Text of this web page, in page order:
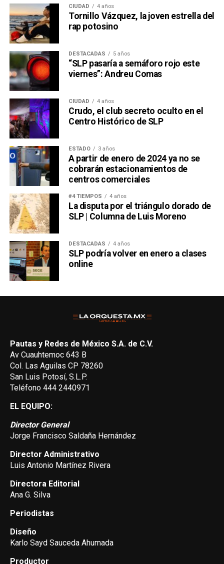
CIUDAD 4 años
Tornillo Vázquez, la joven estrella del
rap potosino
DESTACADAS 5 años
“SLP pasaría a semáforo rojo este
viernes”: Andreu Comas
CIUDAD 4 años
Crudo, el club secreto oculto en el
Centro Histórico de SLP
ESTADO 3 años
A partir de enero de 2024 ya no se
cobrarán estacionamientos de
centros comerciales
#4 TIEMPOS 4 años
La disputa por el triángulo dorado de
SLP | Columna de Luis Moreno
DESTACADAS 4 años
SLP podría volver en enero a clases
online
Pautas y Redes de México S.A. de C.V.
Av Cuauhtemoc 643 B
Col. Las Aguilas CP 78260
San Luis Potosí, S.L.P.
Teléfono 444 2440971
EL EQUIPO:
Director General
Jorge Francisco Saldaña Hernández
Director Administrativo
Luis Antonio Martínez Rivera
Directora Editorial
Ana G. Silva
Periodistas
Diseño
Karlo Sayd Sauceda Ahumada
Productor